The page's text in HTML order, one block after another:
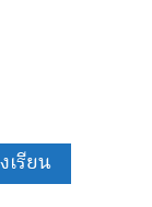
เรียน